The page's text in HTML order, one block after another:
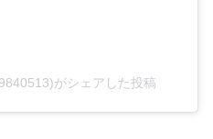
がシェアした投稿